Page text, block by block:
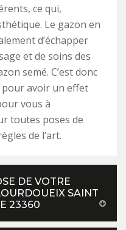
ce qui,
Le gazon en
d’échapper
et de soins des
semé. C’est donc
avoir un effet
vous à
toutes poses de
de l’art.
DE VOTRE
SAINT
23360